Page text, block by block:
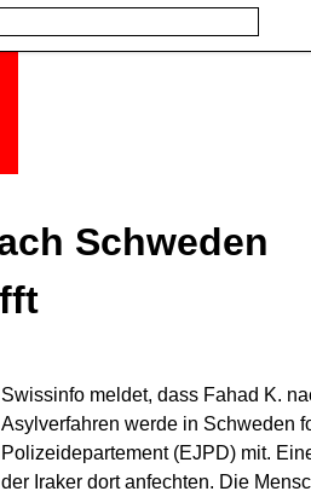
Schweden
Swissinfo meldet, dass Fahad K.
Asylverfahren werde in Schweden
Polizeidepartement (EJPD) mit.
der Iraker dort anfechten. Die